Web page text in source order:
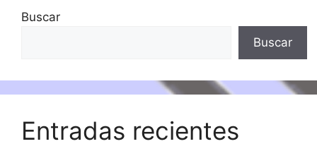
Buscar
Buscar
Entradas recientes